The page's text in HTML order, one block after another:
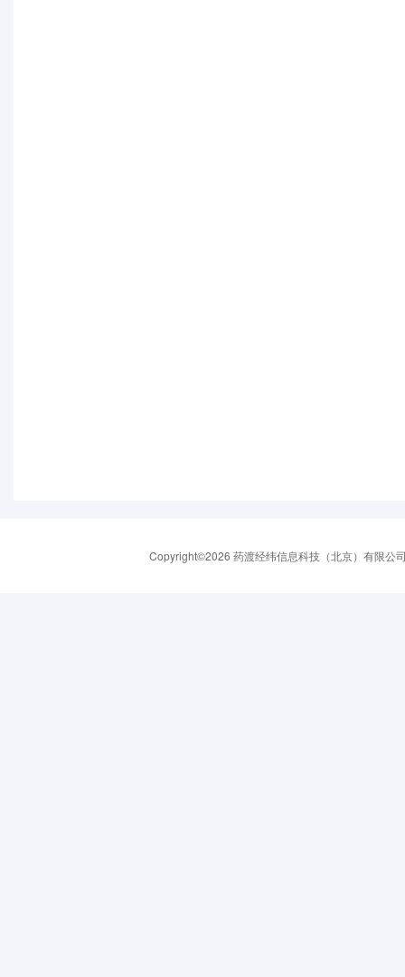
Copyright©2026 药渡经纬信息科技（北京）有限公